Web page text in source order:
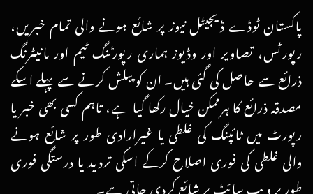
پاکستان ٹوڈے ڈیجیٹل نیوز پر شائع ہونے والی تمام خبریں،
رپورٹس، تصاویر اور وڈیوز ہماری رپورٹنگ ٹیم اور مانیٹرنگ
ذرائع سے حاصل کی گئی ہیں۔ ان کو پبلش کرنے سے پہلے اسکے
مصدقہ ذرائع کا ہرممکن خیال رکھا گیا ہے، تاہم کسی بھی خبر یا
رپورٹ میں ٹائپنگ کی غلطی یا غیرارادی طور پر شائع ہونے
والی غلطی کی فوری اصلاح کرکے اسکی تردید یا درستگی فوری
طور پر ویب سائٹ پر شائع کردی جاتی ہے۔